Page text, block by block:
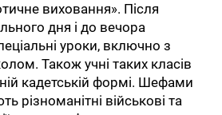
виховання». Після
дня і до вечора
уроки, включно з
Також учні таких класів
кадетській формі. Шефами
різноманітні військові та